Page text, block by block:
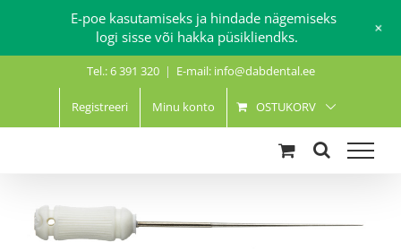
Tel.: 6 391 320 | E-mail: info@dabdental.ee
Registreeri Minu konto OSTUKORV
E-poe kasutamiseks ja hindade nägemiseks
logi sisse või hakka püsikliendks.
+